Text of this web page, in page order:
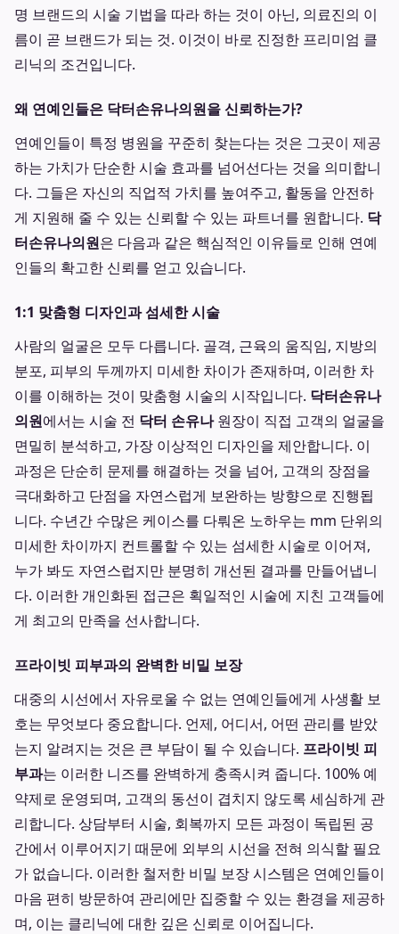
명 브랜드의 시술 기법을 따라 하는 것이 아닌, 의료진의 이
름이 곧 브랜드가 되는 것. 이것이 바로 진정한 프리미엄 클
리닉의 조건입니다.
왜 연예인들은 닥터손유나의원을 신뢰하는가?
연예인들이 특정 병원을 꾸준히 찾는다는 것은 그곳이 제공
하는 가치가 단순한 시술 효과를 넘어선다는 것을 의미합니
다. 그들은 자신의 직업적 가치를 높여주고, 활동을 안전하
게 지원해 줄 수 있는 신뢰할 수 있는 파트너를 원합니다. 닥
터손유나의원은 다음과 같은 핵심적인 이유들로 인해 연예
인들의 확고한 신뢰를 얻고 있습니다.
1:1 맞춤형 디자인과 섬세한 시술
사람의 얼굴은 모두 다릅니다. 골격, 근육의 움직임, 지방의
분포, 피부의 두께까지 미세한 차이가 존재하며, 이러한 차
이를 이해하는 것이 맞춤형 시술의 시작입니다. 닥터손유나
의원에서는 시술 전 닥터 손유나원장이 직접 고객의 얼굴을
면밀히 분석하고, 가장 이상적인 디자인을 제안합니다. 이
과정은 단순히 문제를 해결하는 것을 넘어, 고객의 장점을
극대화하고 단점을 자연스럽게 보완하는 방향으로 진행됩
니다. 수년간 수많은 케이스를 다뤄온 노하우는 mm 단위의
미세한 차이까지 컨트롤할 수 있는 섬세한 시술로 이어져,
누가 봐도 자연스럽지만 분명히 개선된 결과를 만들어냅니
다. 이러한 개인화된 접근은 획일적인 시술에 지친 고객들에
게 최고의 만족을 선사합니다.
프라이빗 피부과의 완벽한 비밀 보장
대중의 시선에서 자유로울 수 없는 연예인들에게 사생활 보
호는 무엇보다 중요합니다. 언제, 어디서, 어떤 관리를 받았
는지 알려지는 것은 큰 부담이 될 수 있습니다. 프라이빗 피
부과는 이러한 니즈를 완벽하게 충족시켜 줍니다. 100% 예
약제로 운영되며, 고객의 동선이 겹치지 않도록 세심하게 관
리합니다. 상담부터 시술, 회복까지 모든 과정이 독립된 공
간에서 이루어지기 때문에 외부의 시선을 전혀 의식할 필요
가 없습니다. 이러한 철저한 비밀 보장 시스템은 연예인들이
마음 편히 방문하여 관리에만 집중할 수 있는 환경을 제공하
며, 이는 클리닉에 대한 깊은 신뢰로 이어집니다.